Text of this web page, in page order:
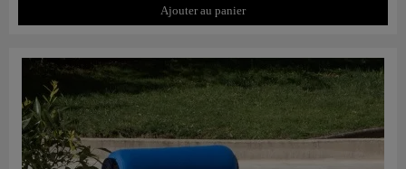
Ajouter au panier